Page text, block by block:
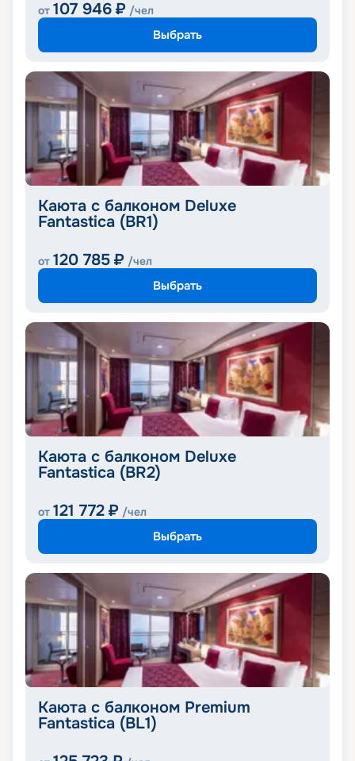
от 107 946 ₽ /чел
Выбрать
Каюта с балконом Deluxe
Fantastica (BR1)
от 120 785 ₽ /чел
Выбрать
Каюта с балконом Deluxe
Fantastica (BR2)
от 121 772 ₽ /чел
Выбрать
Каюта с балконом Premium
Fantastica (BL1)